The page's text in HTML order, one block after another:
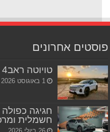
אחרונים
טויוטה ראב4 – לא אנדרדוג
1 באוגוסט 2026
חגיגה כפולה
חשמלית